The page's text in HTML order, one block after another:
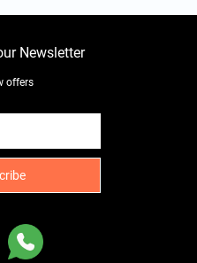
Newsletter
offers